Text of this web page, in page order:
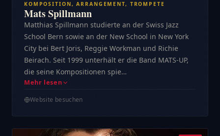
KOMPOSITION, ARRANGEMENT, TROMPETE
Mats Spillmann
Matthias Spillmann studierte an der Swiss Jazz
School Bern sowie an der New School in New York
City bei Bert Joris, Reggie Workman und Richie
Beirach. Seit 1999 unterhält er die Band MATS-UP,
die seine Kompositionen spie…
Mehr lesen
Website besuchen